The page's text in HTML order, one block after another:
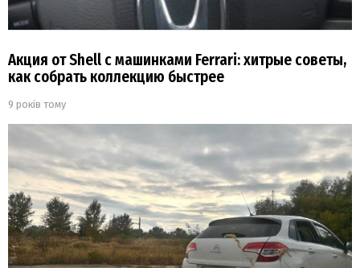
Акция от Shell с машинками Ferrari: хитрые советы,
как собрать коллекцию быстрее
9 років тому